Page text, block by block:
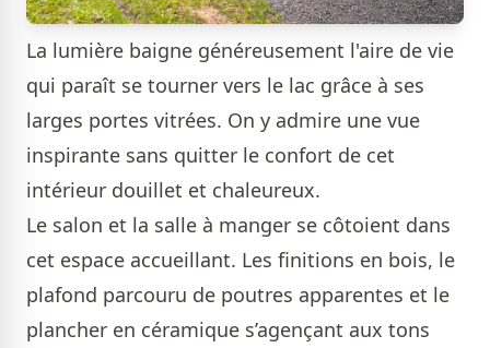
La lumière baigne généreusement l'aire de vie
qui paraît se tourner vers le lac grâce à ses
larges portes vitrées. On y admire une vue
inspirante sans quitter le confort de cet
intérieur douillet et chaleureux.
Le salon et la salle à manger se côtoient dans
cet espace accueillant. Les finitions en bois, le
plafond parcouru de poutres apparentes et le
plancher en céramique s’agençant aux tons